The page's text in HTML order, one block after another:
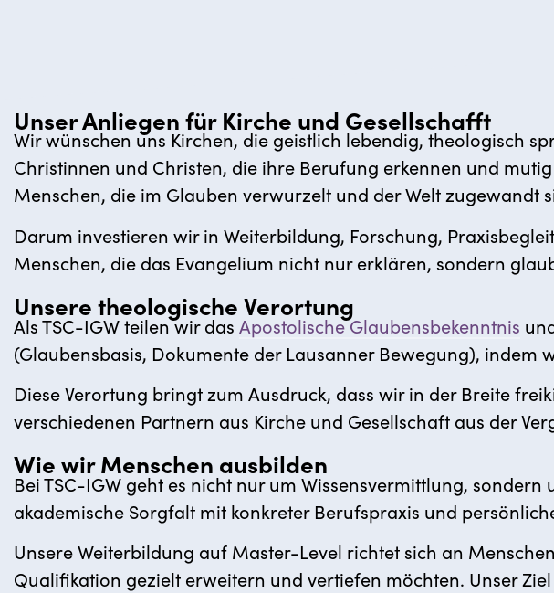
Unser Anliegen für Kirche und Gesellschafft
Wir wünschen uns Kirchen, die geistlich lebendig, theologisch
Christinnen und Christen, die ihre Berufung erkennen und
Menschen, die im Glauben verwurzelt und der Welt zugewandt
Darum investieren wir in Weiterbildung, Forschung,
Menschen, die das Evangelium nicht nur erklären, sondern
Unsere theologische Verortung
Als TSC-IGW teilen wir das Apostolische Glaubensbekenntnis
(Glaubensbasis, Dokumente der Lausanner Bewegung),
Diese Verortung bringt zum Ausdruck, dass wir in der Breite
verschiedenen Partnern aus Kirche und Gesellschaft aus der
Wie wir Menschen ausbilden
Bei TSC-IGW geht es nicht nur um Wissensvermittlung,
akademische Sorgfalt mit konkreter Berufspraxis und
Unsere Weiterbildung auf Master-Level richtet sich an
Qualifikation gezielt erweitern und vertiefen möchten. Unser